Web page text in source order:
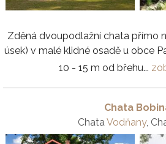
Zděná dvoupodlažní chata přímo
úsek) v malé klidné osadě u obce
10 - 15 m od břehu...
Chata
ChataVodňany,